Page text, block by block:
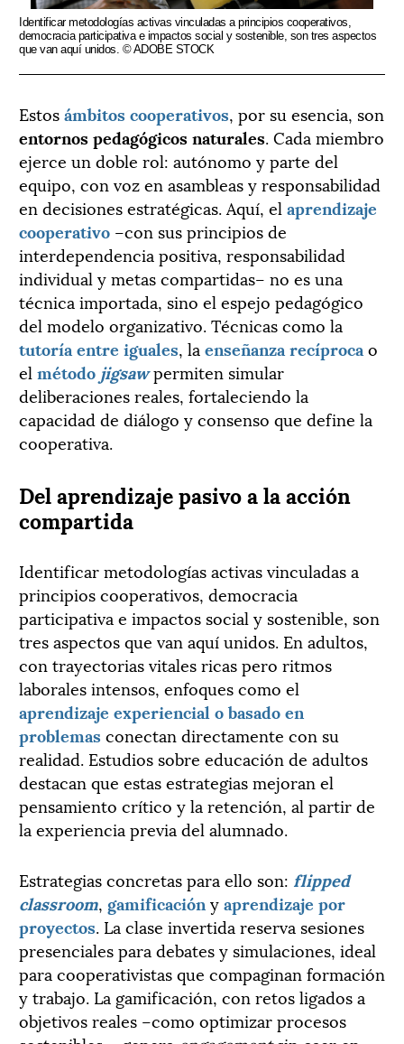
Identificar metodologías activas vinculadas a principios cooperativos,
democracia participativa e impactos social y sostenible, son tres aspectos
que van aquí unidos. © ADOBE STOCK
Estosámbitos cooperativos, por su esencia, son
entornos pedagógicos naturales. Cada miembro
ejerce un doble rol: autónomo y parte del
equipo, con voz en asambleas y responsabilidad
en decisiones estratégicas. Aquí, el aprendizaje
cooperativo –con sus principios de
interdependencia positiva, responsabilidad
individual y metas compartidas– no es una
técnica importada, sino el espejo pedagógico
del modelo organizativo. Técnicas como la
tutoría entre iguales, la enseñanza recíproca o
el método jigsawpermiten simular
deliberaciones reales, fortaleciendo la
capacidad de diálogo y consenso que define la
cooperativa.
Del aprendizaje pasivo a la acción
compartida
Identificar metodologías activas vinculadas a
principios cooperativos, democracia
participativa e impactos social y sostenible, son
tres aspectos que van aquí unidos. En adultos,
con trayectorias vitales ricas pero ritmos
laborales intensos, enfoques como el
aprendizaje experiencial o basado en
problemasconectan directamente con su
realidad. Estudios sobre educación de adultos
destacan que estas estrategias mejoran el
pensamiento crítico y la retención, al partir de
la experiencia previa del alumnado.
Estrategias concretas para ello son: flipped
classroom, gamificación yaprendizaje por
proyectos. La clase invertida reserva sesiones
presenciales para debates y simulaciones, ideal
para cooperativistas que compaginan formación
y trabajo. La gamificación, con retos ligados a
objetivos reales –como optimizar procesos